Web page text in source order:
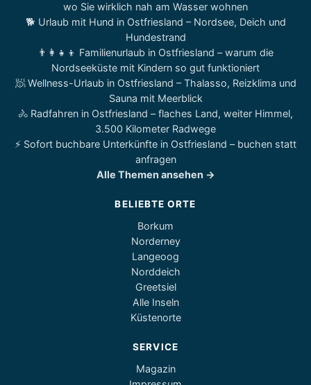
wo Sie wirklich nah am Wasser wohnen
🐕 Urlaub mit Hund in Ostfriesland – Nordsee, Deich und
Hundestrand
👨‍👩‍👧‍👦 Familienurlaub in Ostfriesland – warum die
Nordseeküste mit Kindern so gut funktioniert
🧖 Wellness-Urlaub in Ostfriesland – Thalasso, Reizklima und
Sauna mit Meerblick
🚴 Radfahren in Ostfriesland – flaches Land, weiter Himmel,
3.500 Kilometer Radwege
⚡ Sofort buchbare Unterkünfte in Ostfriesland – buchen statt
anfragen
Alle Themen ansehen →
BELIEBTE ORTE
Borkum
Norderney
Langeoog
Norddeich
Greetsiel
Alle Inseln
Küstenorte
SERVICE
Magazin